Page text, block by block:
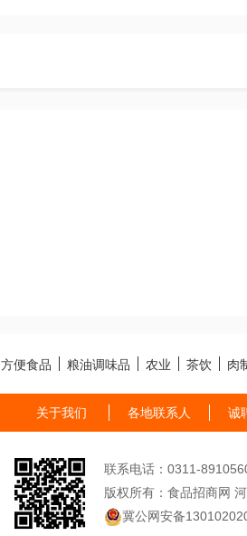
方便食品 粮油调味品 农业 茶饮 肉
关于我们 各地联系人 诚
联系电话：0311-
版权所有：食品招商网
冀公网安备